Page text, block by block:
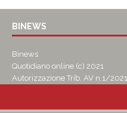
BINEWS
Binews
Quotidiano online (c) 2021
Autorizzazione Trib. AV n.1/2021